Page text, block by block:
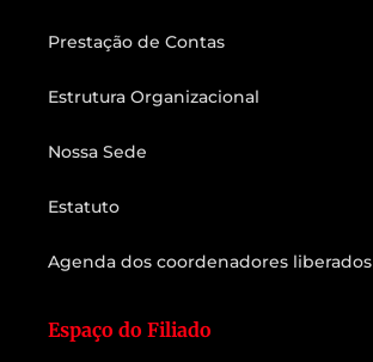
Prestação de Contas
Estrutura Organizacional
Nossa Sede
Estatuto
Agenda dos coordenadores liberados
Espaço do Filiado